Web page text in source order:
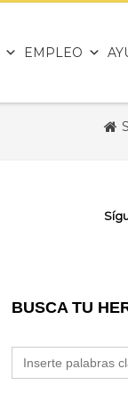
EMPLEO
BUSCA TU
Buscar: